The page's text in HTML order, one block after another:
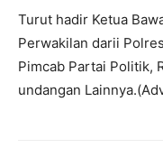
Turut hadir Ketua
Perwakilan darii
Pimcab Partai Politik,
undangan